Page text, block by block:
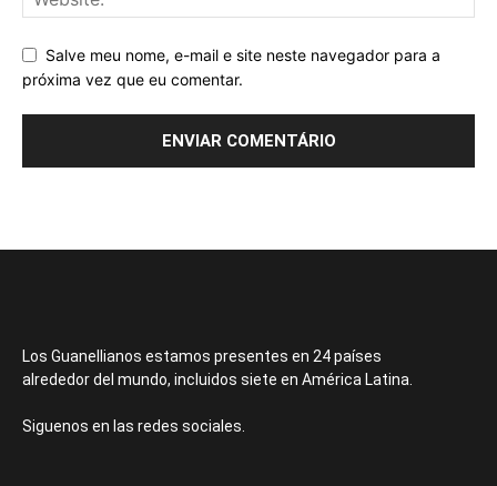
Salve meu nome, e-mail e site neste navegador para a
próxima vez que eu comentar.
Los Guanellianos estamos presentes en 24 países
alrededor del mundo, incluidos siete en América Latina.
Siguenos en las redes sociales.